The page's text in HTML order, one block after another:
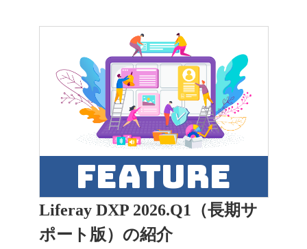
feature
Liferay DXP 2026.Q1（長期サ
ポート版）の紹介